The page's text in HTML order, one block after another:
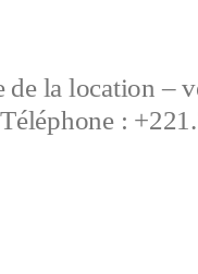
de la location –
: